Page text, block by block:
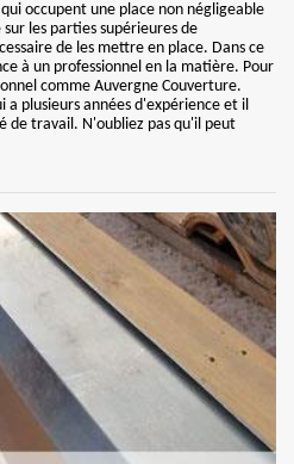
occupent une place non négligeable
les parties supérieures de
de les mettre en place. Dans ce
à un professionnel en la matière. Pour
comme Auvergne Couverture.
a plusieurs années d'expérience et il
de travail. N'oubliez pas qu'il peut